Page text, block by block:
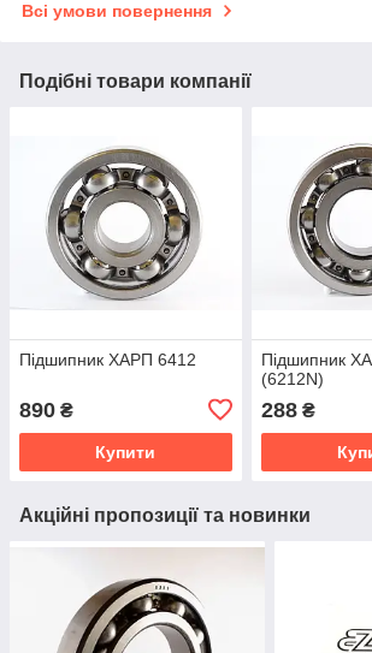
Всі умови повернення
Подібні товари компанії
Підшипник ХАРП 6412
890 ₴
Купити
Підшипник
(6212N)
288₴
Акційні пропозиції та новинки